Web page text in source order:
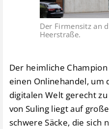
Der Firmensitz an
Heerstraße.
Der heimliche
einen Onlinehandel, um
digitalen Welt gerecht
von Suling liegt auf
schwere Säcke, die sich